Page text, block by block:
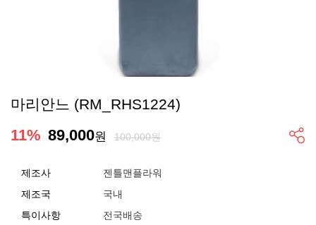
마리안느 (RM_RHS1224)
11% 89,000원 100,000원
제조사
젠틀맨플라워
제조국
국내
특이사항
전국배송